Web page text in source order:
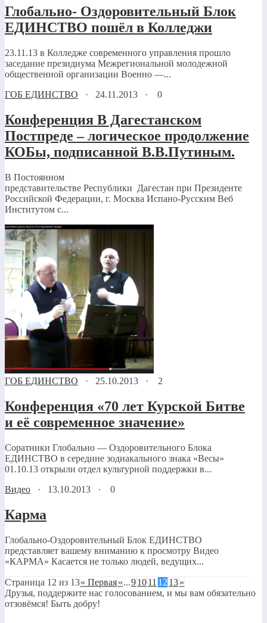
Глобально- Оздоровительный Блок
ЕДИНСТВО пошёл в Колледжи
23.11.13 в Колледже современного управления прошло
заседание президиума Межрегиональной молодежной
общественной организации Военно —...
ГОБ ЕДИНСТВО · 24.11.2013 · 0
Конференция В Дагестанском
Постпреде – логическое продолжение
КОБы, подписанной В.В.Путиным.
В Постоянном
представительстве Республики Дагестан при Президенте
Российской Федерации, г. Москва Испано-Русским Веб
Институтом с...
ГОБ ЕДИНСТВО · 25.10.2013 · 2
Конференция «70 лет Курской Битве
и её современное значение»
Соратники Глобально — Оздоровительного Блока
ЕДИНСТВО в середине зодиакального знака «Весы»
01.10.13 открыли отдел культурной поддержки в...
Видео · 13.10.2013 · 0
Карма
Глобально-Оздоровительный Блок ЕДИНСТВО
представляет вашему вниманию к просмотру Видео
«КАРМА» Касается не только людей, ведущих...
Страница 12 из 13« Первая«...91011 12 13»
Друзья, поддержите нас голосованием, и мы вам обязательно
отзовёмся! Быть добру!